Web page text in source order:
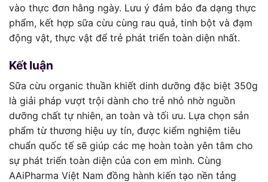
vào thực đơn hằng ngày. Lưu ý đảm bảo đa dạng thực
phẩm, kết hợp sữa cừu cùng rau quả, tinh bột và đạm
động vật, thực vật để trẻ phát triển toàn diện nhất.
Kết luận
Sữa cừu organic thuần khiết dinh dưỡng đặc biệt 350g
là giải pháp vượt trội dành cho trẻ nhỏ nhờ nguồn
dưỡng chất tự nhiên, an toàn và tối ưu. Lựa chọn sản
phẩm từ thương hiệu uy tín, được kiểm nghiệm tiêu
chuẩn quốc tế sẽ giúp các mẹ hoàn toàn yên tâm cho
sự phát triển toàn diện của con em mình. Cùng
AAiPharma Việt Nam đồng hành kiến tạo nền tảng